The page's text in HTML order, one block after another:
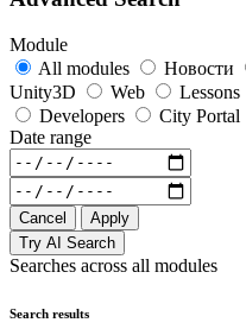
Module
All modules
Новости
Unity3D
Web Lessons
Developers
City Portal
Date range
Cancel
Apply
Try AI Search
Searches across all modules
Search results